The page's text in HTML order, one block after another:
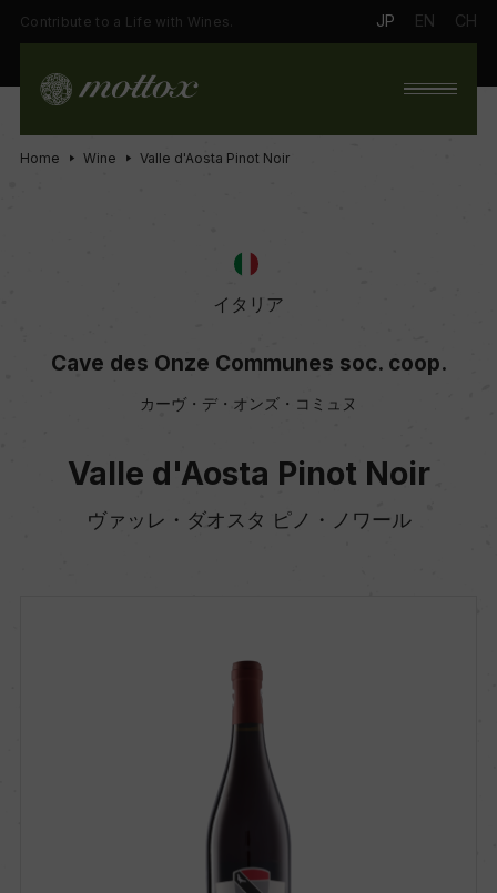
Contribute to a Life with Wines. JP EN CH
Home Wine Valle d'Aosta Pinot Noir
イタリア
Cave des Onze Communes soc. coop.
カーヴ・デ・オンズ・コミュヌ
Valle d'Aosta Pinot Noir
ヴァッレ・ダオスタ ピノ・ノワール